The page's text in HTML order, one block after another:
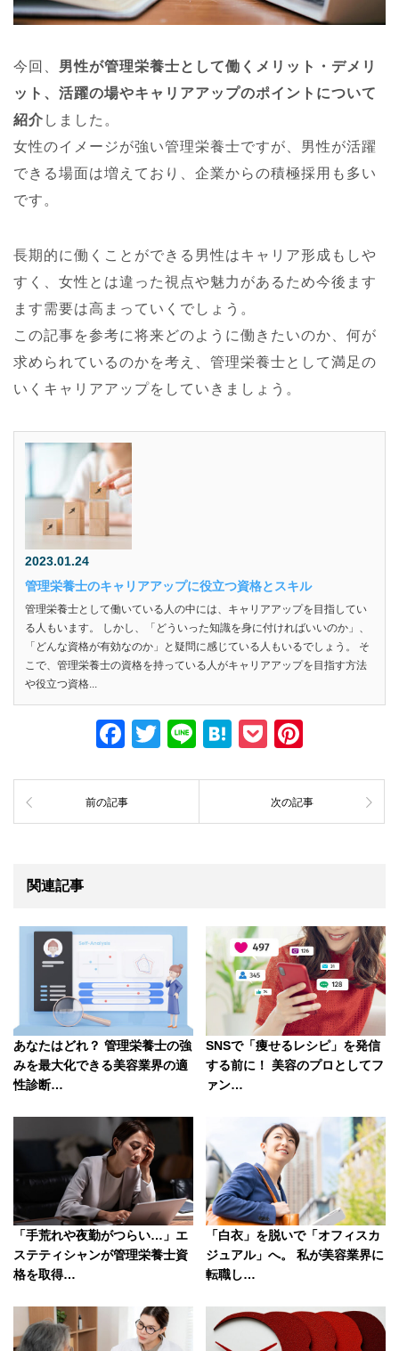
今回、 男性が管理栄養士として働くメリット・デメリ
ット、活躍の場やキャリアアップのポイントについて
紹介 しました。
女性のイメージが強い管理栄養士ですが、男性が活躍
できる場面は増えており、企業からの積極採用も多い
です。
長期的に働くことができる男性はキャリア形成もしや
すく、女性とは違った視点や魅力があるため今後ます
ます需要は高まっていくでしょう。
この記事を参考に将来どのように働きたいのか、何が
求められているのかを考え、管理栄養士として満足の
いくキャリアアップをしていきましょう。
2023.01.24
管理栄養士のキャリアアップに役立つ資格とスキル
管理栄養士として働いている人の中には、キャリアアップを目指してい
る人もいます。 しかし、「どういった知識を身に付ければいいのか」、
「どんな資格が有効なのか」と疑問に感じている人もいるでしょう。 そ
こで、管理栄養士の資格を持っている人がキャリアアップを目指す方法
や役立つ資格...
F
c
e
k
T
tt
er
Li
e
H
e
n
P
ck
et
er
e
前の記事 次の記事
関連記事
あなたはどれ？ 管理栄養士の強
みを最大化できる美容業界の適
性診断…
SNSで「痩せるレシピ」を発信
する前に！ 美容のプロとしてフ
ァン…
「手荒れや夜勤がつらい…」エ
ステティシャンが管理栄養士資
格を取得…
「白衣」を脱いで「オフィスカ
ジュアル」へ。 私が美容業界に
転職し…